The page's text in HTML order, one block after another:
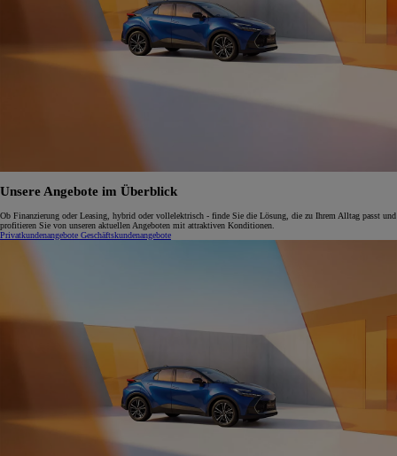
Unsere Angebote im Überblick
Ob Finanzierung oder Leasing, hybrid oder vollelektrisch - finde Sie die Lösung, die zu Ihrem Alltag passt und
profitieren Sie von unseren aktuellen Angeboten mit attraktiven Konditionen.
Privatkundenangebote Geschäftskundenangebote